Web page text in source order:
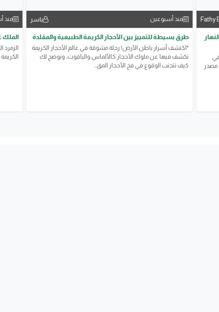
Fathy
مصدر
منذ أسبوعين ياسر
طرق بسيطة للتمييز بين الأحجار الكريمة الطبيعية والمقلدة
​"اكتشف أسرار باطن الأرض! رحلة مشوقة في عالم الأحجار الكريمة
نكشف فيها عن ملوك الأحجار كالألماس والياقوت، ونوضح لك
كيف تتجنب الوقوع في فخ الأحجار المق...
منذ
الملك
الزمرد